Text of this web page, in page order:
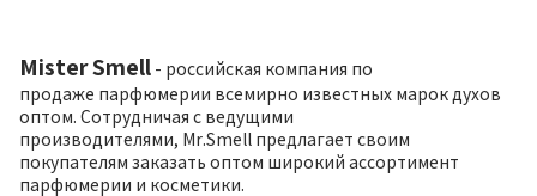
Mister Smell - российская компания по
продаже парфюмерии всемирно известных марок духов
оптом. Сотрудничая с ведущими
производителями, Mr.Smell предлагает своим
покупателям заказать оптом широкий ассортимент
парфюмерии и косметики.